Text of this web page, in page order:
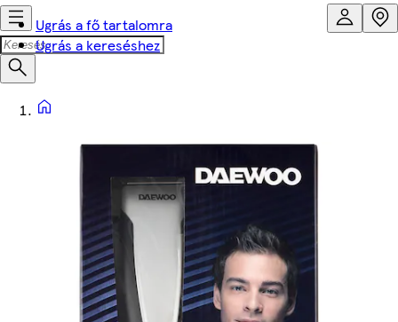
Ugrás a fő tartalomra
Ugrás a kereséshez